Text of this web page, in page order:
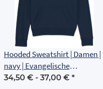
Hooded Sweatshirt | Damen |
navy | Evangelische
Grundschule Erfurt
34,50 € - 37,00 € *